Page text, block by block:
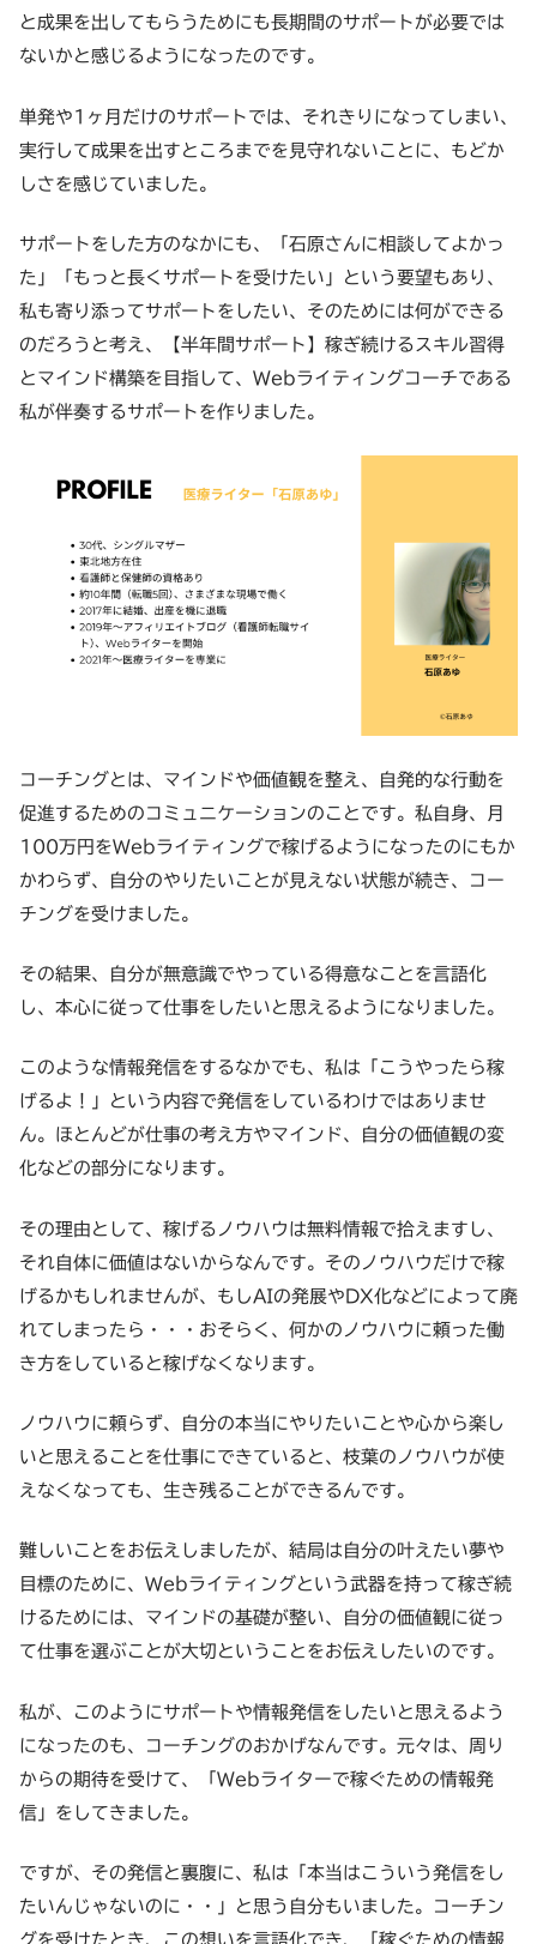
と成果を出してもらうためにも長期間のサポートが必要では
ないかと感じるようになったのです。
単発や1ヶ月だけのサポートでは、それきりになってしまい、
実行して成果を出すところまでを見守れないことに、もどか
しさを感じていました。
サポートをした方のなかにも、「石原さんに相談してよかっ
た」「もっと長くサポートを受けたい」という要望もあり、
私も寄り添ってサポートをしたい、そのためには何ができる
のだろうと考え、【半年間サポート】稼ぎ続けるスキル習得
とマインド構築を目指して、Webライティングコーチである
私が伴奏するサポートを作りました。
コーチングとは、マインドや価値観を整え、自発的な行動を
促進するためのコミュニケーションのことです。私自身、月
100万円をWebライティングで稼げるようになったのにもか
かわらず、自分のやりたいことが見えない状態が続き、コー
チングを受けました。
その結果、自分が無意識でやっている得意なことを言語化
し、本心に従って仕事をしたいと思えるようになりました。
このような情報発信をするなかでも、私は「こうやったら稼
げるよ！」という内容で発信をしているわけではありませ
ん。ほとんどが仕事の考え方やマインド、自分の価値観の変
化などの部分になります。
その理由として、稼げるノウハウは無料情報で拾えますし、
それ自体に価値はないからなんです。そのノウハウだけで稼
げるかもしれませんが、もしAIの発展やDX化などによって廃
れてしまったら・・・おそらく、何かのノウハウに頼った働
き方をしていると稼げなくなります。
ノウハウに頼らず、自分の本当にやりたいことや心から楽し
いと思えることを仕事にできていると、枝葉のノウハウが使
えなくなっても、生き残ることができるんです。
難しいことをお伝えしましたが、結局は自分の叶えたい夢や
目標のために、Webライティングという武器を持って稼ぎ続
けるためには、マインドの基礎が整い、自分の価値観に従っ
て仕事を選ぶことが大切ということをお伝えしたいのです。
私が、このようにサポートや情報発信をしたいと思えるよう
になったのも、コーチングのおかげなんです。元々は、周り
からの期待を受けて、「Webライターで稼ぐための情報発
信」をしてきました。
ですが、その発信と裏腹に、私は「本当はこういう発信をし
たいんじゃないのに・・」と思う自分もいました。コーチン
グを受けたとき、この想いを言語化でき、「稼ぐための情報